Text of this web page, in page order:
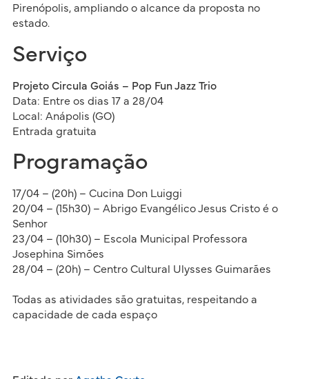
Pirenópolis, ampliando o alcance da proposta no
estado.
Serviço
Projeto Circula Goiás – Pop Fun Jazz Trio
Data: Entre os dias 17 a 28/04
Local: Anápolis (GO)
Entrada gratuita
Programação
17/04 – (20h) – Cucina Don Luiggi
20/04 – (15h30) – Abrigo Evangélico Jesus Cristo é o
Senhor
23/04 – (10h30) – Escola Municipal Professora
Josephina Simões
28/04 – (20h) – Centro Cultural Ulysses Guimarães
Todas as atividades são gratuitas, respeitando a
capacidade de cada espaço